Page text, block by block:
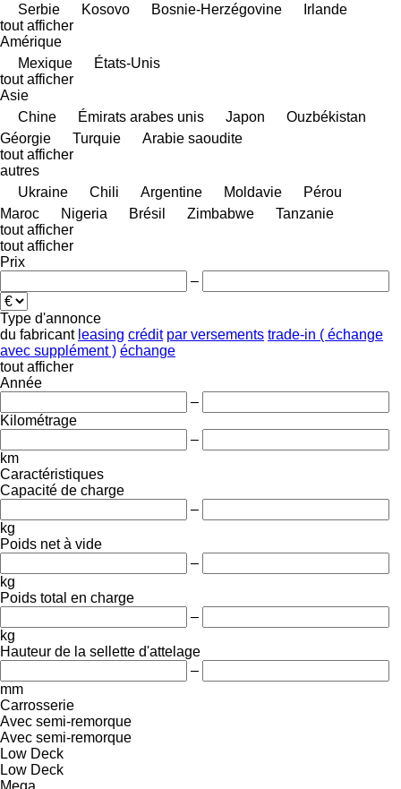
Serbie
Kosovo Bosnie-Herzégovine
Irlande
tout afficher
Amérique
Mexique
États-Unis
tout afficher
Asie
Chine
Émirats arabes unis Japon
Ouzbékistan
Géorgie
Turquie
Arabie saoudite
tout afficher
autres
Ukraine
Chili Argentine Moldavie
Pérou
Maroc
Nigeria Brésil Zimbabwe
Tanzanie
tout afficher
tout afficher
Prix
–
Type d'annonce
du fabricant leasing crédit par versements trade-in ( échange
avec supplément ) échange
tout afficher
Année
–
Kilométrage
–
km
Caractéristiques
Capacité de charge
–
kg
Poids net à vide
–
kg
Poids total en charge
–
kg
Hauteur de la sellette d'attelage
–
mm
Carrosserie
Avec semi-remorque
Avec semi-remorque
Low Deck
Low Deck
Mega